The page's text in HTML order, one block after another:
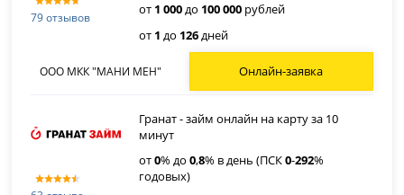
79 отзывов
от 1 000до 100 000 рублей
от 1 до 126дней
ООО МКК "МАНИ МЕН" Онлайн-заявка
Гранат - займ онлайн на карту за 10
минут
от0% до0,8% в день (ПСК0-292%
годовых)